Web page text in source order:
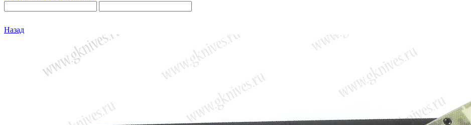
Назад